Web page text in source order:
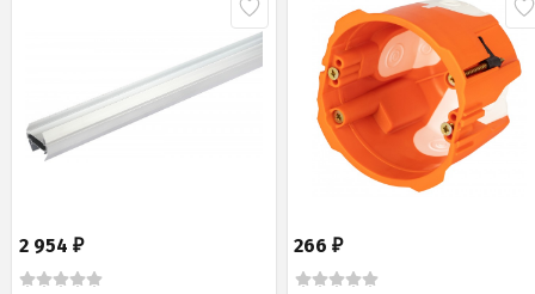
2 954 ₽ 266₽